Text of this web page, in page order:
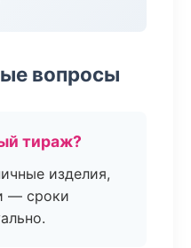
вопросы
тираж?
изделия,
— сроки